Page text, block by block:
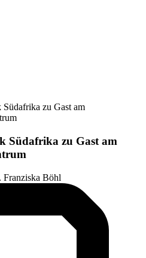
zu Gast am
Südafrika zu Gast am
Franziska Böhl